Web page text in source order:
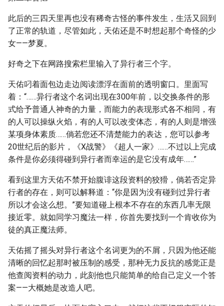
此后的三四天里再也没有稀奇古怪的事件发生，生活又回到
了正常的轨道，尽管如此，天佑还是不时想起那个奇怪的少
女——梦夏。
好奇之下在网路搜索栏里输入了异行者三个字。
天佑叼着面包边走边阅读漂浮在面前的透明窗口。里面写
着：“……异行者这个名词出现在300年前，以交换条件的形
式给予普通人神奇的力量，而能力的表现形式各不相同，有
的人可以操纵火焰，有的人可以改变体态，有的人则是增强
某项身体素质……倘若您还不清楚能力的表达，您可以参考
20世纪后的影片，《X战警》《超人一家》……不过以上完成
条件是你必须得碰到异行者而幸运的是它没有成年……”
看到这里方天佑不禁开始腹诽这段资料的狡猾，倘若否定异
行者的存在，则可以解释道：“你是因为没有碰到过异行者
所以才会这么想。”要知道碰上根本不存在的东西几率无限
接近零。就如同学习魔法一样，你首先要找到一个肯收你为
徒的真正魔法师。
天佑摇了摇头对异行者这个名词更为的不屑，只因为他还能
清晰的回忆起那时被压制的感受，那种无力反抗的感觉正是
他查阅资料的动力，此刻他也只能简单的给自己定义一个答
案——大概她是改造人吧。